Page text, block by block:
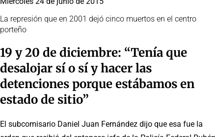
La represión que en 2001 dejó cinco muertos en el centro
porteño
19 y 20 de diciembre: “Tenía que
desalojar sí o sí y hacer las
detenciones porque estábamos en
estado de sitio”
El subcomisario Daniel Juan Fernández dijo que esa fue la